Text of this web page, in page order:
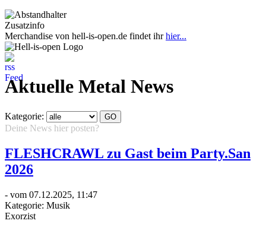
Zusatzinfo
Merchandise von hell-is-open.de findet ihrhier...
Aktuelle Metal News
Kategorie:
Deine News hier posten?
FLESHCRAWL zu Gast beim Party.San
2026
- vom 07.12.2025, 11:47
Kategorie: Musik
Exorzist